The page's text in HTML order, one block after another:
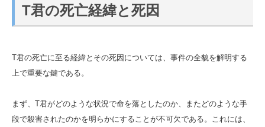
T君の死亡経緯と死因
T君の死亡に至る経緯とその死因については、事件の全貌を解明する
上で重要な鍵である。
まず、T君がどのような状況で命を落としたのか、またどのような手
段で殺害されたのかを明らかにすることが不可欠である。これには、